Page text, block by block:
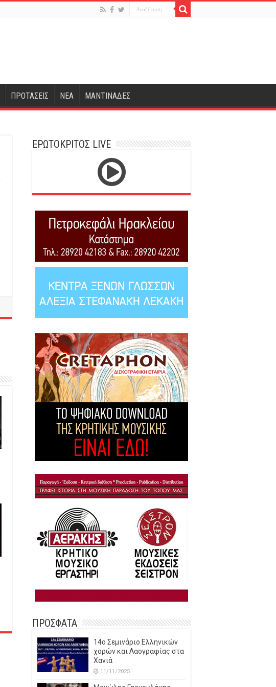
ΠΡΟΤΑΣΕΙΣ ΝΕΑ ΜΑΝΤΙΝΑΔΕΣ
ΕΡΩΤΟΚΡΙΤΟΣ LIVE
ΠΡΟΣΦΑΤΑ
14o Σεμινάριο Ελληνικών
χορών και Λαογραφίας στα
Χανιά
11/11/2025